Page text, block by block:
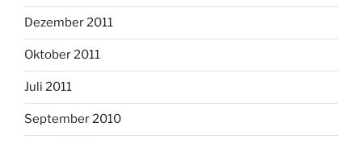
Dezember 2011
Oktober 2011
Juli 2011
September 2010